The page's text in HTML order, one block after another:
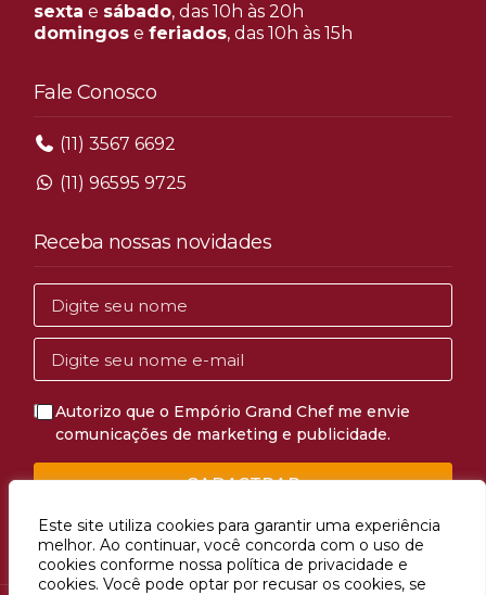
Este site utiliza cookies para garantir uma experiência
melhor. Ao continuar, você concorda com o uso de
cookies conforme nossa política de privacidade e
cookies. Você pode optar por recusar os cookies, se
sexta e sábado, das 10h às 20h
domingose feriados, das 10h às 15h
Fale Conosco
(11) 3567 6692
(11) 96595 9725
Receba nossas novidades
Autorizo que o Empório Grand Chef me envie
comunicações de marketing e publicidade.
CADASTRAR